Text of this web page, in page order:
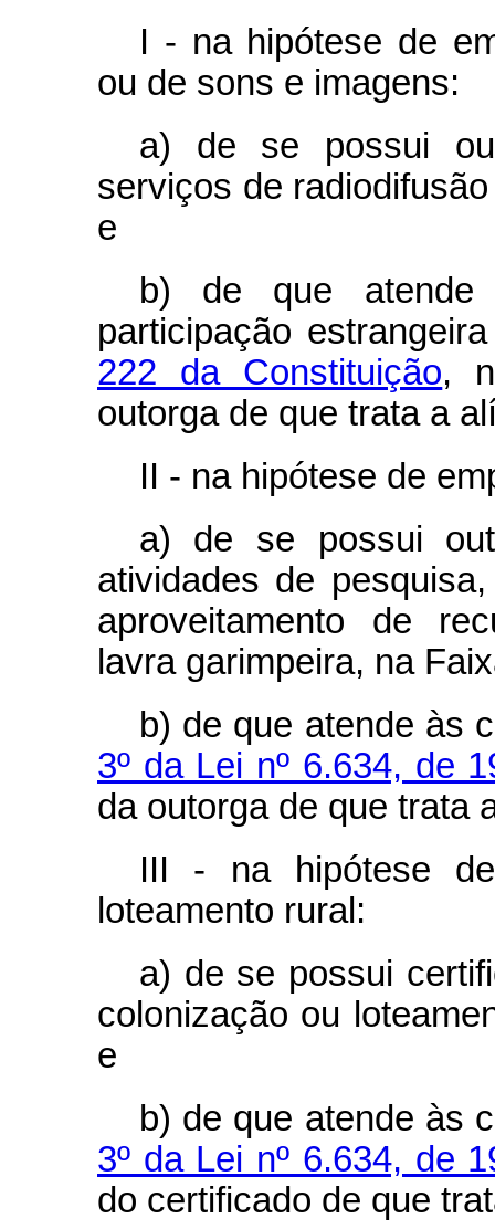
I - na hipótese de
ou de sons e imagens:
a) de se possui
serviços de
e
b) de que atende
participação
222 da Constituição,
outorga de que trata a
II - na hipótese de
a) de se possui
atividades de
aproveitamento de
lavra garimpeira, na
b) de que atende às
3º da Lei nº 6.634, de
da outorga de que trata
III - na hipótese
loteamento rural:
a) de se possui
colonização ou
e
b) de que atende às
3º da Lei nº 6.634, de
do certificado de que